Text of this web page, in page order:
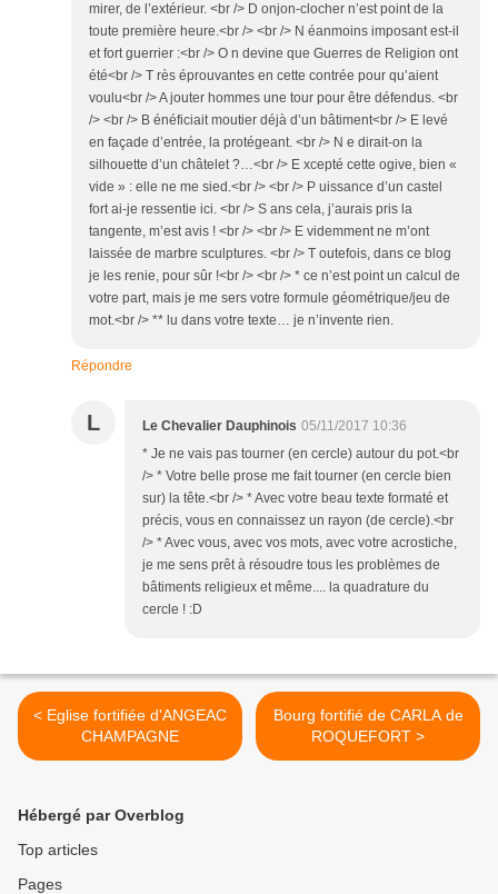
mirer, de l’extérieur. <br /> D onjon-clocher n’est point de la
toute première heure.<br /> <br /> N éanmoins imposant est-il
et fort guerrier :<br /> O n devine que Guerres de Religion ont
été<br /> T rès éprouvantes en cette contrée pour qu’aient
voulu<br /> A jouter hommes une tour pour être défendus. <br
/> <br /> B énéficiait moutier déjà d’un bâtiment<br /> E levé
en façade d’entrée, la protégeant. <br /> N e dirait-on la
silhouette d’un châtelet ?…<br /> E xcepté cette ogive, bien «
vide » : elle ne me sied.<br /> <br /> P uissance d’un castel
fort ai-je ressentie ici. <br /> S ans cela, j’aurais pris la
tangente, m’est avis ! <br /> <br /> E videmment ne m’ont
laissée de marbre sculptures. <br /> T outefois, dans ce blog
je les renie, pour sûr !<br /> <br /> * ce n’est point un calcul de
votre part, mais je me sers votre formule géométrique/jeu de
mot.<br /> ** lu dans votre texte… je n’invente rien.
Répondre
L Le Chevalier Dauphinois 05/11/2017 10:36
* Je ne vais pas tourner (en cercle) autour du pot.<br
/> * Votre belle prose me fait tourner (en cercle bien
sur) la tête.<br /> * Avec votre beau texte formaté et
précis, vous en connaissez un rayon (de cercle).<br
/> * Avec vous, avec vos mots, avec votre acrostiche,
je me sens prêt à résoudre tous les problèmes de
bâtiments religieux et même.... la quadrature du
cercle ! :D
< Eglise fortifiée d'ANGEAC
CHAMPAGNE
Bourg fortifié de CARLA de
ROQUEFORT >
Hébergé par Overblog
Top articles
Pages